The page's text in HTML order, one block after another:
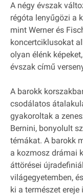
A négy évszak
régóta lenyűgözi a
mint Werner és
koncertciklusokat
olyan élénk
évszak című
A barokk
csodálatos
gyakoroltak a
Bernini, bonyolult
témákat. A barokk
a kozmosz drámai
áttörései
világegyetemben,
ki a természet ereje